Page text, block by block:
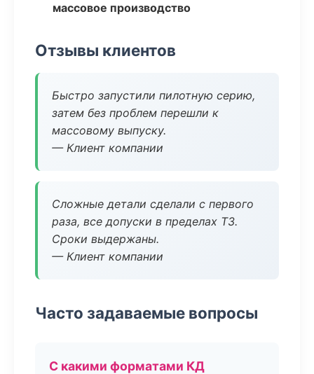
массовое производство
Отзывы клиентов
Быстро запустили пилотную серию,
затем без проблем перешли к
массовому выпуску.
— Клиент компании
Сложные детали сделали с первого
раза, все допуски в пределах ТЗ.
Сроки выдержаны.
— Клиент компании
Часто задаваемые вопросы
С какими форматами КД